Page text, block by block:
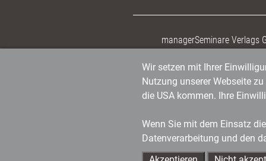
managerSeminare Verlags
Wir setzen mit Ihrer
Nutzung unserer Webseite
die USA kommen. Ihre
Wenn Sie mit dem Einsatz
Datenverarbeitung und den